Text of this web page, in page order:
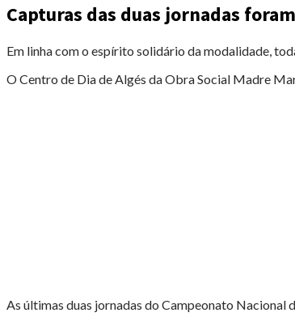
Capturas das duas jornadas
Em linha com o espírito solidário da modalidade,
O Centro de Dia de Algés da Obra Social Madre
As últimas duas jornadas do Campeonato Nacional